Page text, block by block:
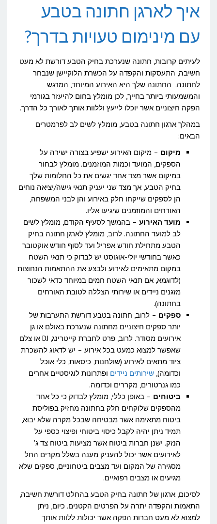
איך לארגן חתונה בטבע
עם מינימום טעויות בדרך?
לעיתים קרובות, חתונה שנערכת בחיק הטבע דורשת לא מעט
חשיבה, התעסקות והקפדה על הכשרת הלוקיישן שנבחר
לחתונה. החתונה שלך היא האירוע המיוחד, המרגש
והמשמעותי ביותר בחייך, לכן מומלץ בחום להיעזר בגורמי
הפקה חיצוניים אשר יוכלו לייעץ וללוות אותך לאורך כל הדרך.
במהלך ארגון חתונה בטבע, מומלץ לשים לב לפרמטרים
הבאים:
מיקום – מיקום האירוע ישפיע בצורה ישירה על
הספקים, המועד וכמות המוזמנים. מומלץ לבחור
במיקום אשר מצד אחד יגשים את כל החלומות שלך
בחיק הטבע, אך מצד שני יעניק תנאי גישה/יציאה נוחים
הן לספקים שייקחו חלק באירוע והן לבני המשפחה,
האורחים והמוזמנים שיגיעו אליו.
מועד האירוע – בהמשך לסעיף הקודם, מומלץ לשים
לב למועד החתונה. לרוב, מומלץ לארגן חתונה בחיק
הטבע מתחילת חודש אפריל ועד לסוף חודש אוקטובר
כאשר בחודשי יולי-אוגוסט יש לבדוק כי תנאי השטח
במקום מתאימים לאירוע ולבצע את ההתאמות הנחוצות
(לדוגמא, אם תנאי השטח חמים במיוחד כדאי לשכור
מזגנים ניידים או שירותי הצללה לטובת האורחים
בחתונה).
ספקים – לרוב, חתונה בטבע דורשת התערבות של
יותר ספקים חיצוניים מחתונה שנערכת באולם או גן
אירועים מסודר. לרוב, פרט לחברת קייטרינג, DJ או צלם
שאפשר למצוא כמעט בכל אירוע – יש לדאוג להשכרת
ציוד מתאים לאירוע (שולחנות, כיסאות, כלי אוכל
וכדומה), שירותים ניידים ופתרונות לוגיסטיים אחרים
כמו גנרטורים, מקררים וכדומה.
ביטוחים – באופן כללי, מומלץ לבדוק כי כל אחד
מהספקים שלוקחים חלק בחתונה מחזיק בפוליסת
ביטוח מתאימה אשר מבטיחה שבכל מקרה שלא יבוא,
תמיד ניתן יהיה לקבל כיסוי ביטוחי ופיצוי כספי על
הנזק. ישנן חברות ביטוח אשר מציעות ביטוח צד ג'
לאירועים אשר יכול להעניק מענה בשלל מקרים החל
מסגירה של המקום ועד מצבים ביטחוניים, ספקים שלא
מגיעים או מצבים רפואיים.
לסיכום, ארגון של חתונה בחיק הטבע בהחלט דורשת חשיבה,
התאמות והקפדה יתרה על הפרטים הקטנים. כיום, ניתן
למצוא לא מעט חברות הפקה אשר יכולות ללוות אותך